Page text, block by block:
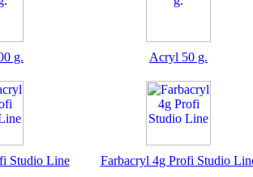
g. Acryl 50 g.
Studio Line
Farbacryl 4g Profi Studio